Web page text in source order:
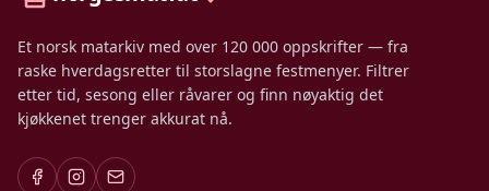
Et norsk matarkiv med over 120 000 oppskrifter — fra
raske hverdagsretter til storslagne festmenyer. Filtrer
etter tid, sesong eller råvarer og finn nøyaktig det
kjøkkenet trenger akkurat nå.